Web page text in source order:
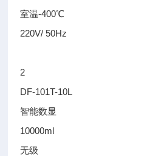
室温-400℃
220V/ 50Hz
2
DF-101T-10L
智能数显
10000ml
无级